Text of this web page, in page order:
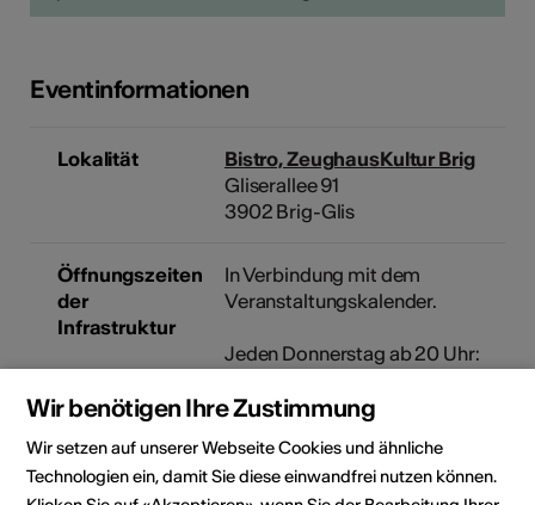
Eventinformationen
Lokalität
Bistro, ZeughausKultur Brig
Gliserallee 91
3902 Brig-Glis
Öffnungszeiten
der
Infrastruktur
In Verbindung mit dem
Veranstaltungskalender.
Jeden Donnerstag ab 20 Uhr:
Bistro mit Live Auftritt in
Veranstalter ZeughausKultur Brig
Wir benötigen Ihre Zustimmung
Wir setzen auf unserer Webseite Cookies und ähnliche
Technologien ein, damit Sie diese einwandfrei nutzen können.